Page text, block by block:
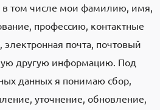
в том числе мои фамилию, имя,
профессию, контактные
почта, почтовый
другую информацию. Под
данных я понимаю сбор,
уточнение, обновление,